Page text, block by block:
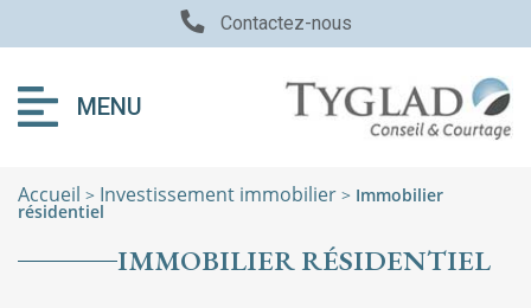
Contactez-nous
MENU
Accueil > Investissement immobilier > Immobilier
résidentiel
IMMOBILIER RÉSIDENTIEL